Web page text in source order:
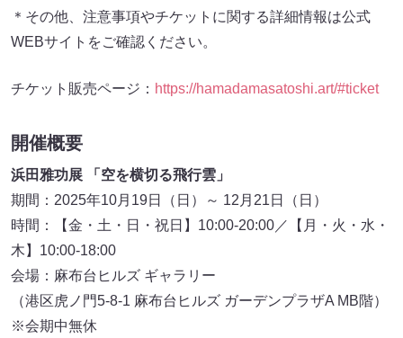
＊その他、注意事項やチケットに関する詳細情報は公式
WEBサイトをご確認ください。
チケット販売ページ： https://hamadamasatoshi.art/#ticket
開催概要
浜田雅功展 「空を横切る飛行雲」
期間：2025年10月19日（日）～ 12月21日（日）
時間：【金・土・日・祝日】10:00-20:00／【月・火・水・
木】10:00-18:00
会場：麻布台ヒルズ ギャラリー
（港区虎ノ門5-8-1 麻布台ヒルズ ガーデンプラザA MB階）
※会期中無休